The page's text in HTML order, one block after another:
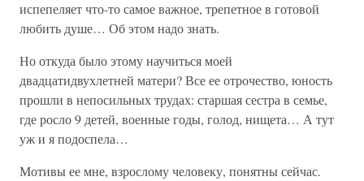
испепеляет что-то самое важное, трепетное в готовой
любить душе… Об этом надо знать.
Но откуда было этому научиться моей
двадцатидвухлетней матери? Все ее отрочество, юность
прошли в непосильных трудах: старшая сестра в семье,
где росло 9 детей, военные годы, голод, нищета… А тут
уж и я подоспела…
Мотивы ее мне, взрослому человеку, понятны сейчас.